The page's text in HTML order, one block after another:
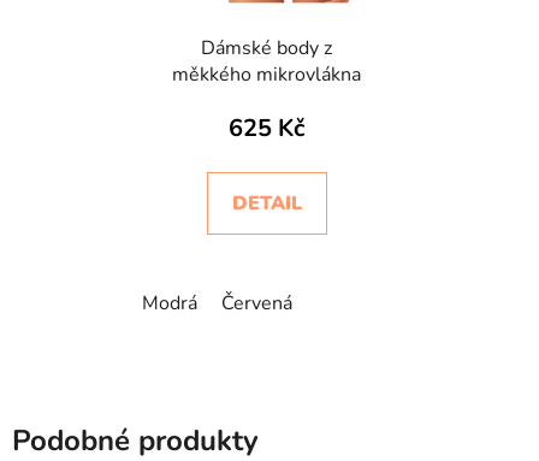
Dámské body z
měkkého mikrovlákna
625 Kč
DETAIL
Modrá Červená
Podobné produkty